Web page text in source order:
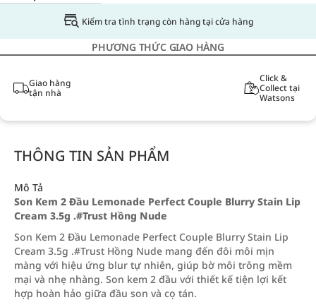
Kiểm tra tình trạng còn hàng tại cửa hàng
PHƯƠNG THỨC GIAO HÀNG
Giao hàng
tận nhà
Click &
Collect tại
Watsons
THÔNG TIN SẢN PHẨM
Mô Tả
Son Kem 2 Đầu Lemonade Perfect Couple Blurry Stain Lip
Cream 3.5g .#Trust Hồng Nude
Son Kem 2 Đầu Lemonade Perfect Couple Blurry Stain Lip
Cream 3.5g .#Trust Hồng Nude mang đến đôi môi mịn
màng với hiệu ứng blur tự nhiên, giúp bờ môi trông mềm
mại và nhẹ nhàng. Son kem 2 đầu với thiết kế tiện lợi kết
hợp hoàn hảo giữa đầu son và cọ tán.